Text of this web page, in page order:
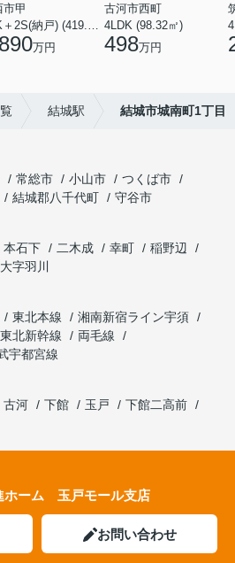
市甲
万円
古河市西町
4LDK (98.32㎡)
498万円
結城駅 結城市城南町1丁目
常総市 小山市
つくば市
結城郡八千代町
守谷市
本石下 二木成 幸町
稲野辺
大字羽川
東北本線
湘南新宿ライン宇須
東北新幹線
両毛線
宇都宮線
古河 下館 玉戸
下館二高前
ホーム 玉戸モール支店
お問い合わせ